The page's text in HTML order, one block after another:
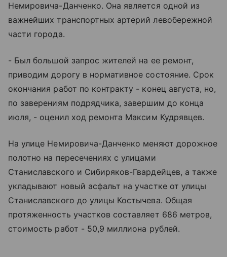
Немировича-Данченко. Она является одной из
важнейших транспортных артерий левобережной
части города.
- Был большой запрос жителей на ее ремонт,
приводим дорогу в нормативное состояние. Срок
окончания работ по контракту - конец августа, но,
по заверениям подрядчика, завершим до конца
июля, - оценил ход ремонта Максим Кудрявцев.
На улице Немировича-Данченко меняют дорожное
полотно на пересечениях с улицами
Станиславского и Сибиряков-Гвардейцев, а также
укладывают новый асфальт на участке от улицы
Станиславского до улицы Костычева. Общая
протяженность участков составляет 686 метров,
стоимость работ - 50,9 миллиона рублей.